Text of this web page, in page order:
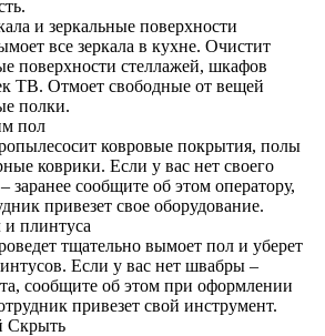
и зеркальные поверхности
все зеркала в кухне. Очистит
поверхности стеллажей, шкафов
ТВ. Отмоет свободные от вещей
полки.
пол
ковровые покрытия, полы
коврики. Если у вас нет своего
заранее сообщите об этом оператору,
привезет свое оборудование.
плинтуса
тщательно вымоет пол и уберет
Если у вас нет швабры –
сообщите об этом при оформлении
привезет свой инструмент.
Скрыть